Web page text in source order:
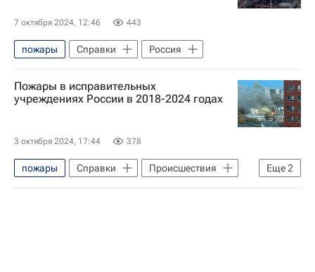
7 октября 2024, 12:46 443
пожары Справки Россия
Пожары в исправительных
учреждениях России в 2018-2024 годах
3 октября 2024, 17:44 378
Еще2
пожары Справки
Происшествия
Россия